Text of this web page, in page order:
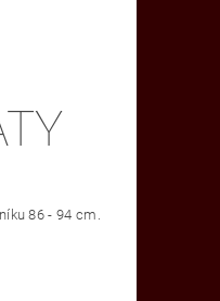
86 - 94 cm.